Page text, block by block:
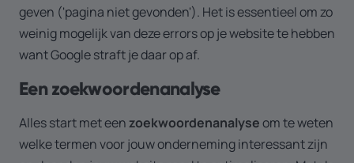
geven ('pagina niet gevonden'). Het is essentieel om zo
weinig mogelijk van deze errors op je website te hebben
want Google straft je daar op af.
Een zoekwoordenanalyse
Alles start met eenzoekwoordenanalyseom te weten
welke termen voor jouw onderneming interessant zijn